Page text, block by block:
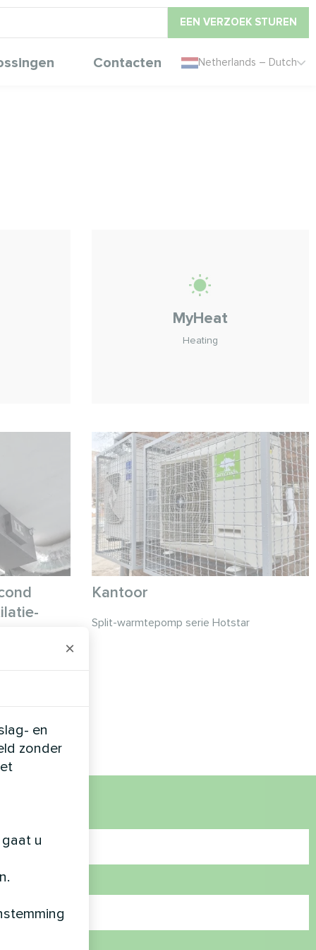
EEN VERZOEK STUREN
Contacten Netherlands – Dutch
MyHeat
Heating
Kantoor
Split-warmtepomp serie Hotstar
×
en
zonder
u